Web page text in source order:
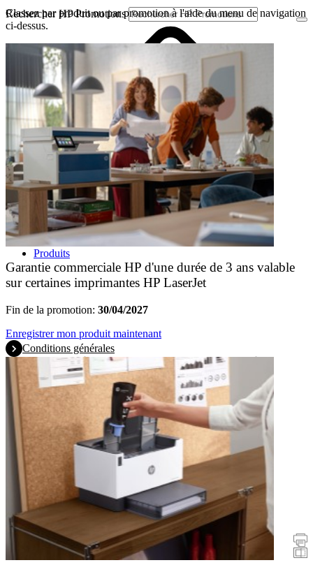
Produits
Imprimantes
Scanners
Promotions
Rechercher HP Promotions
Classez par produit ou par promotion à l'aide du menu de navigation
ci-dessus.
Garantie commerciale HP d'une durée de 3 ans valable
sur certaines imprimantes HP LaserJet
Fin de la promotion: 30/04/2027
Enregistrer mon produit maintenant
Conditions générales